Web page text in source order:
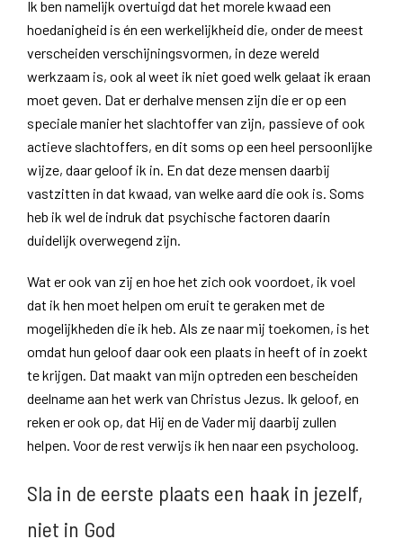
Ik ben namelijk overtuigd dat het morele kwaad een
hoedanigheid is én een werkelijkheid die, onder de meest
verscheiden verschijningsvormen, in deze wereld
werkzaam is, ook al weet ik niet goed welk gelaat ik eraan
moet geven. Dat er derhalve mensen zijn die er op een
speciale manier het slachtoffer van zijn, passieve of ook
actieve slachtoffers, en dit soms op een heel persoonlijke
wijze, daar geloof ik in. En dat deze mensen daarbij
vastzitten in dat kwaad, van welke aard die ook is. Soms
heb ik wel de indruk dat psychische factoren daarin
duidelijk overwegend zijn.
Wat er ook van zij en hoe het zich ook voordoet, ik voel
dat ik hen moet helpen om eruit te geraken met de
mogelijkheden die ik heb. Als ze naar mij toekomen, is het
omdat hun geloof daar ook een plaats in heeft of in zoekt
te krijgen. Dat maakt van mijn optreden een bescheiden
deelname aan het werk van Christus Jezus. Ik geloof, en
reken er ook op, dat Hij en de Vader mij daarbij zullen
helpen. Voor de rest verwijs ik hen naar een psycholoog.
Sla in de eerste plaats een haak in jezelf,
niet in God